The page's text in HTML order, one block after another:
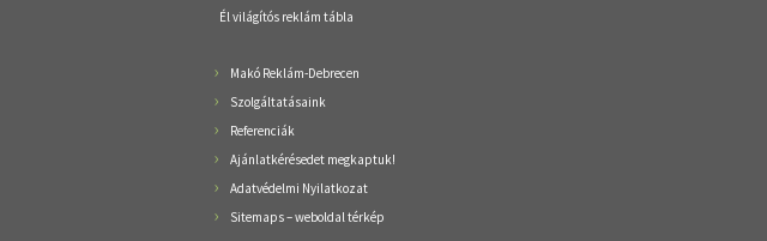
Él világítós reklám tábla
Makó Reklám-Debrecen
Szolgáltatásaink
Referenciák
Ajánlatkérésedet megkaptuk!
Adatvédelmi Nyilatkozat
Sitemaps – weboldal térkép